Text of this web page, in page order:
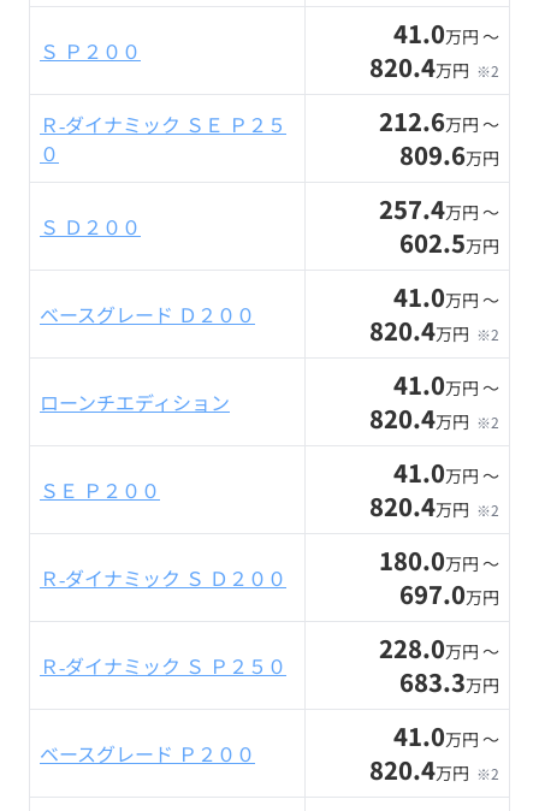
Ｓ Ｐ２００ 41.0万円 〜
820.4万円 ※2
Ｒ‐ダイナミック ＳＥ Ｐ２５
０
212.6万円 〜
809.6万円
Ｓ Ｄ２００ 257.4万円 〜
602.5万円
ベースグレード Ｄ２００ 41.0万円 〜
820.4万円 ※2
ローンチエディション 41.0万円 〜
820.4万円 ※2
ＳＥ Ｐ２００ 41.0万円 〜
820.4万円 ※2
Ｒ‐ダイナミック Ｓ Ｄ２００ 180.0万円 〜
697.0万円
Ｒ‐ダイナミック Ｓ Ｐ２５０ 228.0万円 〜
683.3万円
ベースグレード Ｐ２００ 41.0万円 〜
820.4万円 ※2